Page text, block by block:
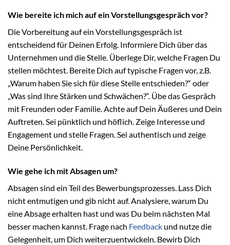
Wie bereite ich mich auf ein Vorstellungsgespräch vor?
Die Vorbereitung auf ein Vorstellungsgespräch ist
entscheidend für Deinen Erfolg. Informiere Dich über das
Unternehmen und die Stelle. Überlege Dir, welche Fragen Du
stellen möchtest. Bereite Dich auf typische Fragen vor, z.B.
„Warum haben Sie sich für diese Stelle entschieden?“ oder
„Was sind Ihre Stärken und Schwächen?“. Übe das Gespräch
mit Freunden oder Familie. Achte auf Dein Äußeres und Dein
Auftreten. Sei pünktlich und höflich. Zeige Interesse und
Engagement und stelle Fragen. Sei authentisch und zeige
Deine Persönlichkeit.
Wie gehe ich mit Absagen um?
Absagen sind ein Teil des Bewerbungsprozesses. Lass Dich
nicht entmutigen und gib nicht auf. Analysiere, warum Du
eine Absage erhalten hast und was Du beim nächsten Mal
besser machen kannst. Frage nach Feedback und nutze die
Gelegenheit, um Dich weiterzuentwickeln. Bewirb Dich